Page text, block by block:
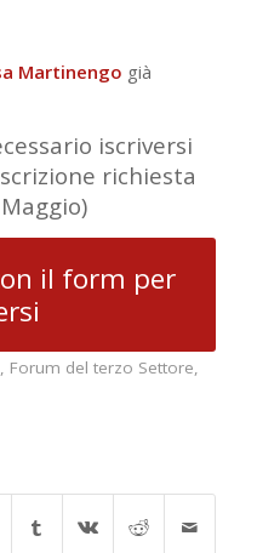
Martinengo già
iscriversi
richiesta
il form per
, Forum del terzo Settore,